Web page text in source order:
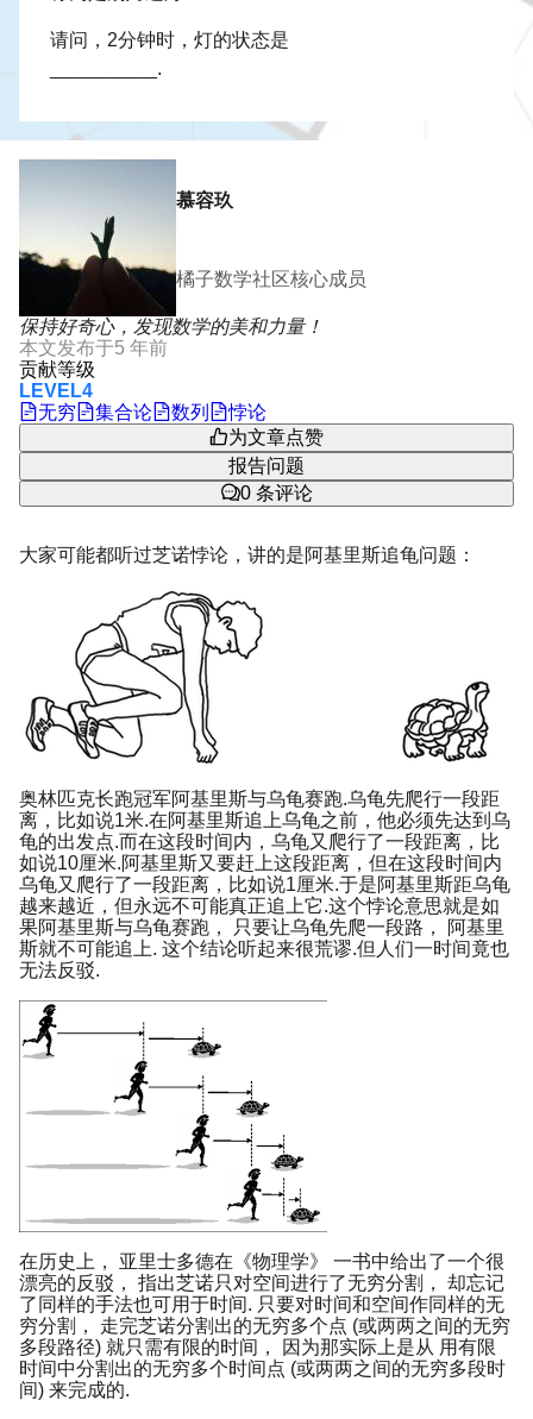
请问，2分钟时，灯的状态是
__________.
慕容玖
橘子数学社区核心成员
保持好奇心，发现数学的美和力量！
本文发布于5 年前
贡献等级
LEVEL4
无穷
集合论 数列
悖论
为文章点赞
报告问题
0条评论
大家可能都听过芝诺悖论，讲的是阿基里斯追龟问题：
奥林匹克长跑冠军阿基里斯与乌龟赛跑.乌龟先爬行一段距
离，比如说1米.在阿基里斯追上乌龟之前，他必须先达到乌
龟的出发点.而在这段时间内，乌龟又爬行了一段距离，比
如说10厘米.阿基里斯又要赶上这段距离，但在这段时间内
乌龟又爬行了一段距离，比如说1厘米.于是阿基里斯距乌龟
越来越近，但永远不可能真正追上它.这个悖论意思就是如
果阿基里斯与乌龟赛跑， 只要让乌龟先爬一段路， 阿基里
斯就不可能追上. 这个结论听起来很荒谬.但人们一时间竟也
无法反驳.
在历史上， 亚里士多德在《物理学》 一书中给出了一个很
漂亮的反驳， 指出芝诺只对空间进行了无穷分割， 却忘记
了同样的手法也可用于时间. 只要对时间和空间作同样的无
穷分割， 走完芝诺分割出的无穷多个点 (或两两之间的无穷
多段路径) 就只需有限的时间， 因为那实际上是从 用有限
时间中分割出的无穷多个时间点 (或两两之间的无穷多段时
间) 来完成的.